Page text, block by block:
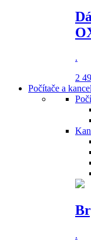
.
2
Počítače a
.